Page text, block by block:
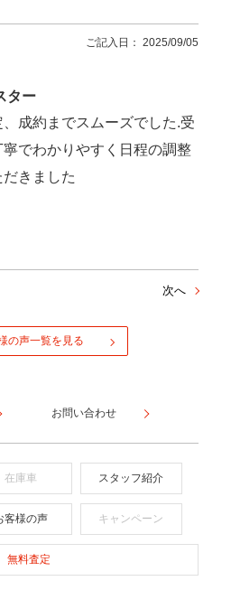
ご記入日： 2025/09/05
ター
成約までスムーズでした.受
でわかりやすく日程の調整
きました
次へ
の声一覧を見る
お問い合わせ
在庫車 スタッフ紹介
客様の声 キャンペーン
無料査定